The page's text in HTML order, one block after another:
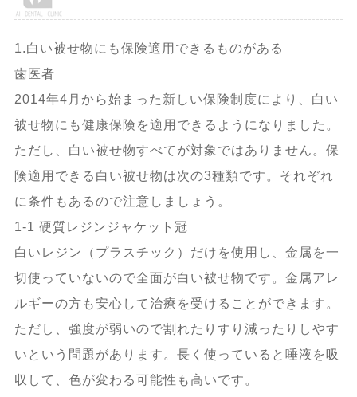
1.白い被せ物にも保険適用できるものがある
歯医者
2014年4月から始まった新しい保険制度により、白い
被せ物にも健康保険を適用できるようになりました。
ただし、白い被せ物すべてが対象ではありません。保
険適用できる白い被せ物は次の3種類です。それぞれ
に条件もあるので注意しましょう。
1-1 硬質レジンジャケット冠
白いレジン（プラスチック）だけを使用し、金属を一
切使っていないので全面が白い被せ物です。金属アレ
ルギーの方も安心して治療を受けることができます。
ただし、強度が弱いので割れたりすり減ったりしやす
いという問題があります。長く使っていると唾液を吸
収して、色が変わる可能性も高いです。